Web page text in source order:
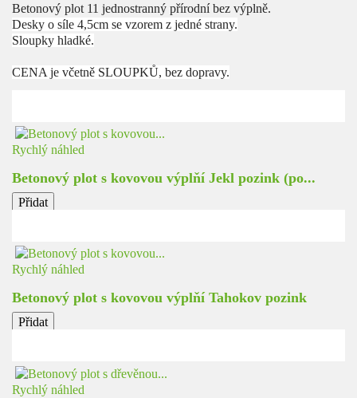
Betonový plot 11 jednostranný přírodní bez výplně.
Desky o síle 4,5cm se vzorem z jedné strany.
Sloupky hladké.
CENA je včetně SLOUPKŮ, bez dopravy.
Rychlý náhled
Betonový plot s kovovou výplňí Jekl pozink (po...
Přidat
Rychlý náhled
Betonový plot s kovovou výplňí Tahokov pozink
Přidat
Rychlý náhled